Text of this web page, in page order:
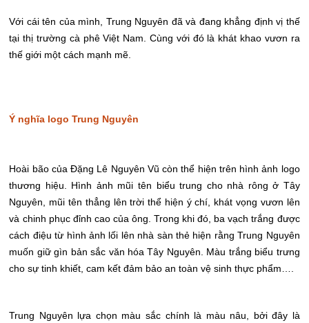
Với cái tên của mình, Trung Nguyên đã và đang khẳng định vị thế
tại thị trường cà phê Việt Nam. Cùng với đó là khát khao vươn ra
thế giới một cách mạnh mẽ.
Ý nghĩa logo Trung Nguyên
Hoài bão của Đặng Lê Nguyên Vũ còn thể hiện trên hình ảnh logo
thương hiệu. Hình ảnh mũi tên biểu trung cho nhà rông ở Tây
Nguyên, mũi tên thẳng lên trời thể hiện ý chí, khát vọng vươn lên
và chinh phục đỉnh cao của ông. Trong khi đó, ba vạch trắng được
cách điệu từ hình ảnh lối lên nhà sàn thẻ hiện rằng Trung Nguyên
muốn giữ gìn bản sắc văn hóa Tây Nguyên. Màu trắng biểu trưng
cho sự tinh khiết, cam kết đảm bảo an toàn vệ sinh thực phẩm….
Trung Nguyên lựa chọn màu sắc chính là màu nâu, bởi đây là